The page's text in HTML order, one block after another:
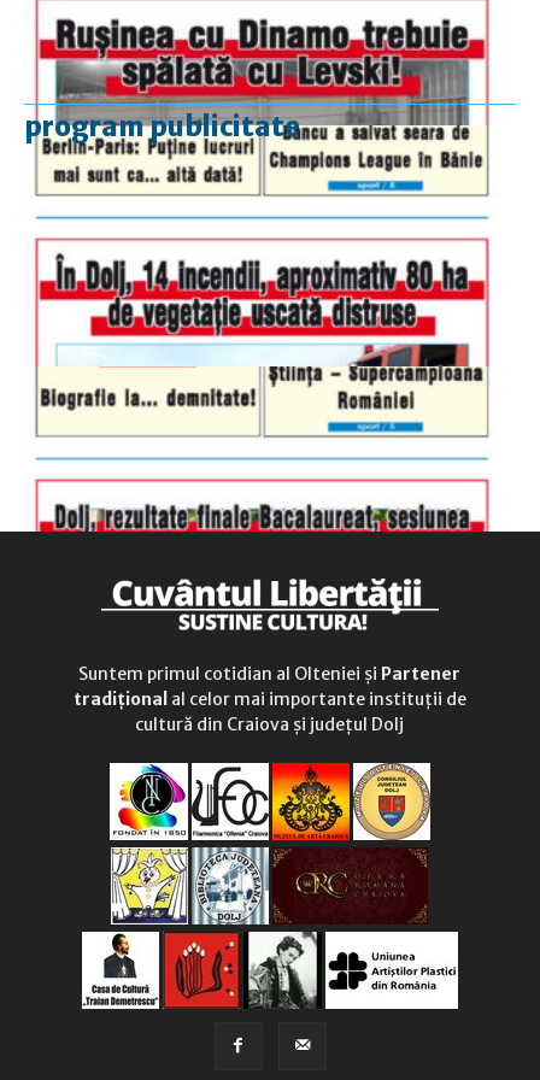
program publicitate
luni-vineri
9.00 - 17.00
duminică
9.00 - 12.00
Suntem primul cotidian al Olteniei și Partener
tradițional al celor mai importante instituții de
cultură din Craiova și județul Dolj